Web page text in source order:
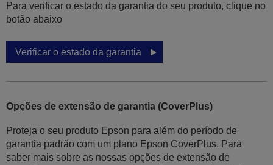
Para verificar o estado da garantia do seu produto, clique no
botão abaixo
Verificar o estado da garantia
Opções de extensão de garantia (CoverPlus)
Proteja o seu produto Epson para além do período de
garantia padrão com um plano Epson CoverPlus. Para
saber mais sobre as nossas opções de extensão de